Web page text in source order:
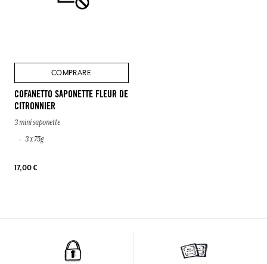
COMPRARE
COFANETTO SAPONETTE FLEUR DE
CITRONNIER
3 mini saponette
3 x 75g
17,00 €